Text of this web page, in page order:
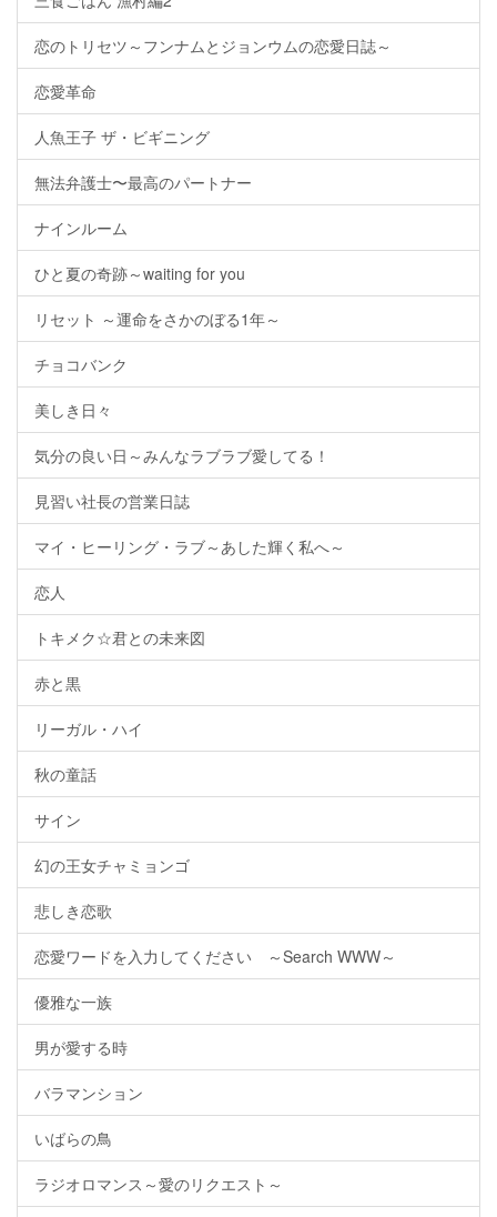
恋のトリセツ～フンナムとジョンウムの恋愛日誌～
恋愛革命
人魚王子 ザ・ビギニング
無法弁護士〜最高のパートナー
ナインルーム
ひと夏の奇跡～waiting for you
リセット ～運命をさかのぼる1年～
チョコバンク
美しき日々
気分の良い日～みんなラブラブ愛してる！
見習い社長の営業日誌
マイ・ヒーリング・ラブ～あした輝く私へ～
恋人
トキメク☆君との未来図
赤と黒
リーガル・ハイ
秋の童話
サイン
幻の王女チャミョンゴ
悲しき恋歌
恋愛ワードを入力してください ～Search WWW～
優雅な一族
男が愛する時
バラマンション
いばらの鳥
ラジオロマンス～愛のリクエスト～